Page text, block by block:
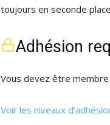
toujours en seconde
Adhésion
Vous devez être
Voir les niveaux